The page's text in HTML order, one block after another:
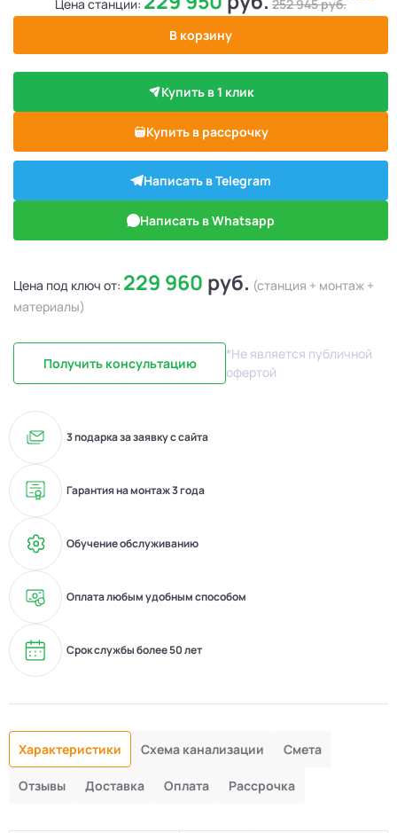
Цена станции: 252 945руб.
В корзину
Купить в 1 клик
Купить в рассрочку
Написать в Telegram
Написать в Whatsapp
Цена под ключ от: 229 960 руб. (станция + монтаж +
материалы)
Получить консультацию
*Не является публичной
офертой
3 подарка за заявку с сайта
Гарантия на монтаж 3 года
Обучение обслуживанию
Оплата любым удобным способом
Срок службы более 50 лет
Характеристики Схема канализации Смета
Отзывы Доставка Оплата Рассрочка